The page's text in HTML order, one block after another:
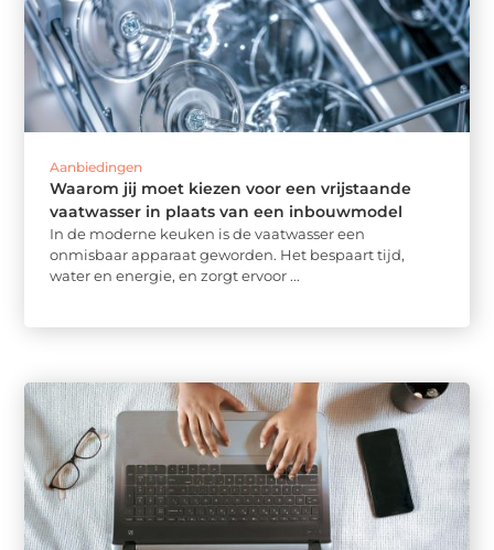
Aanbiedingen
Waarom jij moet kiezen voor een vrijstaande
vaatwasser in plaats van een inbouwmodel
In de moderne keuken is de vaatwasser een
onmisbaar apparaat geworden. Het bespaart tijd,
water en energie, en zorgt ervoor ...